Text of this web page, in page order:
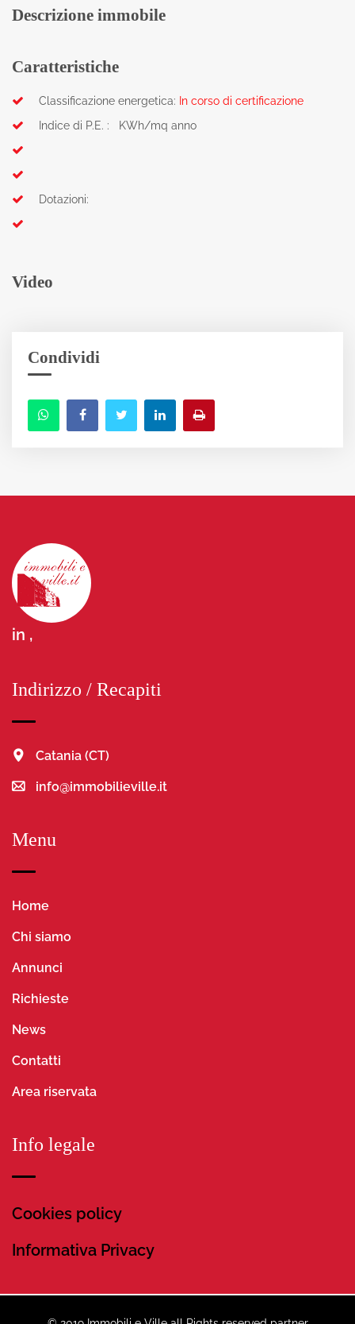
Descrizione immobile
Caratteristiche
Classificazione energetica: In corso di certificazione
Indice di P.E. : KWh/mq anno
Dotazioni:
Video
Condividi
in ,
Indirizzo / Recapiti
Catania (CT)
info@immobilieville.it
Menu
Home
Chi siamo
Annunci
Richieste
News
Contatti
Area riservata
Info legale
Cookies policy
Informativa Privacy